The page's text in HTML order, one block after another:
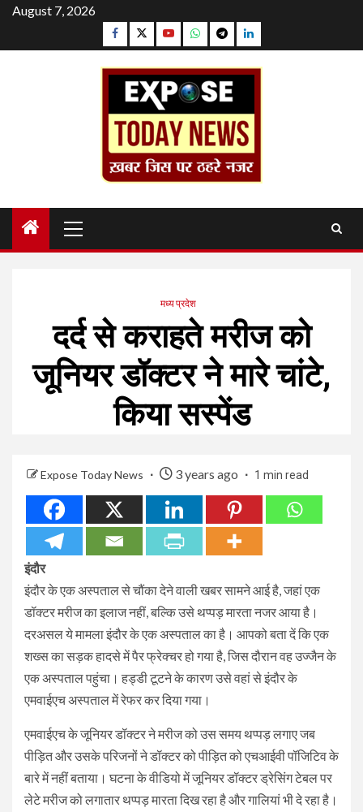
Skip
content
August 7, 2026
Facebook
TwitterYouTubeWhatsapp
TelegramLinkedin
Menu
मध्य प्रदेश
दर्द से कराहते मरीज को
जूनियर डॉक्टर ने मारे चांटे,
किया सस्पेंड
Expose Today News 3 years ago 1 min read
इंदौर
इंदौर के एक अस्पताल से चौंका देने वाली खबर सामने आई है, जहां एक
डॉक्टर मरीज का इलाज नहीं, बल्कि उसे थप्पड़ मारता नजर आया है।
दरअसल ये मामला इंदौर के एक अस्पताल का है। आपको बता दें कि एक
शख्स का सड़क हादसे में पैर फ्रेक्चर हो गया है, जिस दौरान वह उज्जैन के
एक अस्पताल पहुंचा। हड्डी टूटने के कारण उसे वहां से इंदौर के
एमवाईएच अस्पताल में रेफर कर दिया गया।
एमवाईएच के जूनियर डॉक्टर ने मरीज को उस समय थप्पड़ लगाए जब
पीड़ित और उसके परिजनों ने डॉक्टर को पीड़ित को एचआईवी पॉजिटिव के
बारे में नहीं बताया। घटना के वीडियो में जूनियर डॉक्टर ड्रेसिंग टेबल पर
लेटे मरीज को लगातार थप्पड़ मारता दिख रहा है और गालियां भी दे रहा है।